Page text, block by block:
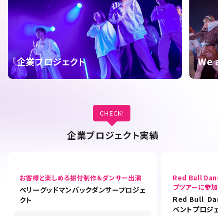
企業プロジェクト We
CHECK!
企業プロジェクト実績
お客様と楽しめる振付制作＆ダンサー出演
ベリーグッドマンバックダンサープロジェ
クト
Red Bull
プツアーに参加
Red Bull
ベントプロジ